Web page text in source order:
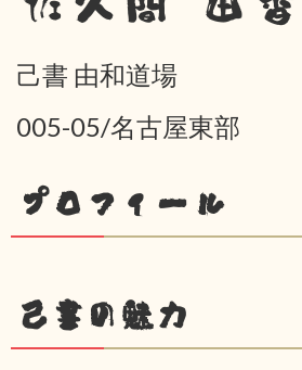
己書 由和道場
005-05/名古屋東部
プロフィール
己書の魅力